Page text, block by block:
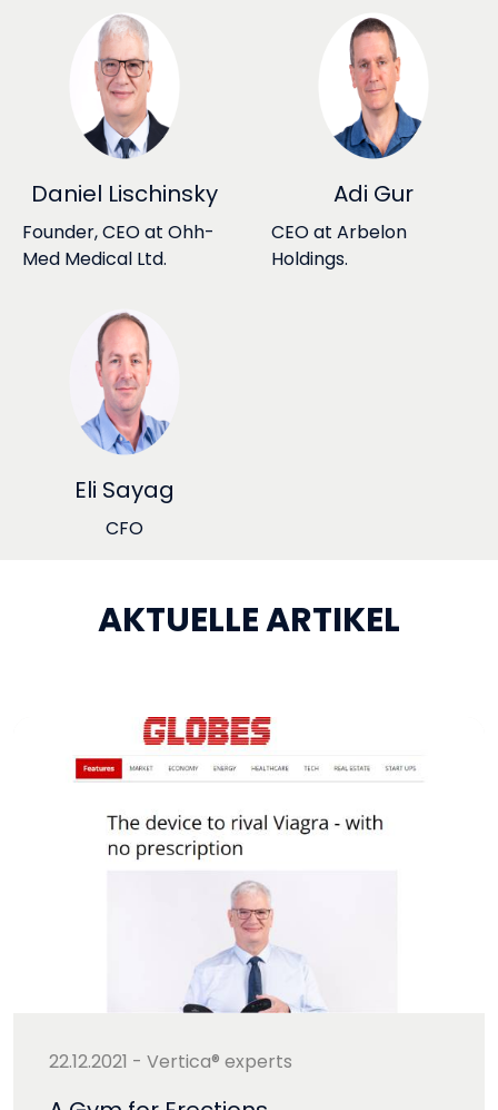
Daniel Lischinsky
Founder, CEO at Ohh-
Med Medical Ltd.
Adi Gur
CEO at Arbelon
Holdings.
Eli Sayag
CFO
AKTUELLE ARTIKEL
22.12.2021 - Vertica® experts